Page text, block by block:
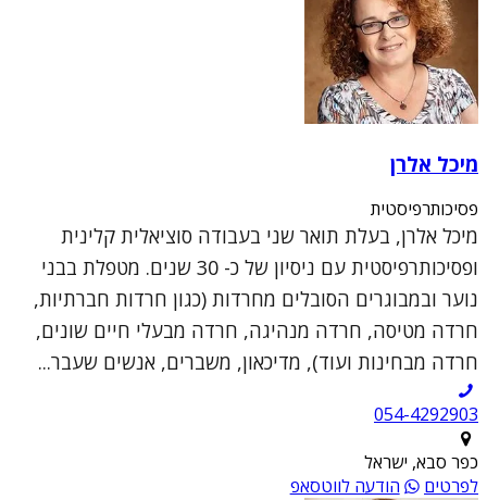
מיכל אלרן
פסיכותרפיסטית
מיכל אלרן, בעלת תואר שני בעבודה סוציאלית קלינית
ופסיכותרפיסטית עם ניסיון של כ- 30 שנים. מטפלת בבני
נוער ובמבוגרים הסובלים מחרדות (כגון חרדות חברתיות,
חרדה מטיסה, חרדה מנהיגה, חרדה מבעלי חיים שונים,
חרדה מבחינות ועוד), מדיכאון, משברים, אנשים שעבר...
054-4292903
כפר סבא, ישראל
לפרטים
הודעה לווטסאפ